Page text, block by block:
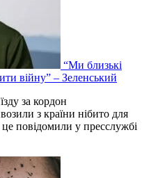
“Ми близькі
війну” – Зеленський
за кордон
з країни нібито для
повідомили у пресслужбі